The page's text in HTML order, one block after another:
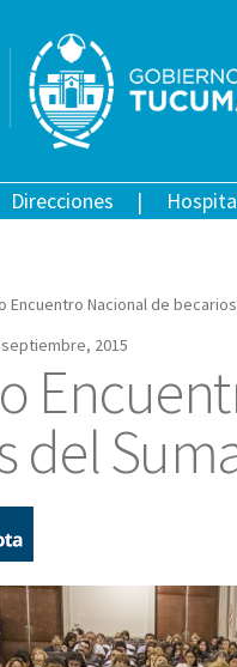
Direcciones
Encuentro Nacional de
septiembre, 2015
del